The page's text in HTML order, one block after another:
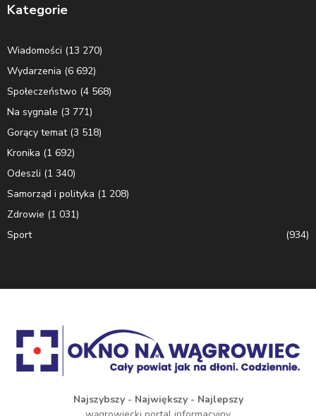
Kategorie
Wiadomości (13 270)
Wydarzenia (6 692)
Społeczeństwo (4 568)
Na sygnale (3 771)
Gorący temat(3 518)
Kronika (1 692)
Odeszli (1 340)
Samorząd i polityka (1 208)
Zdrowie (1 031)
Sport
(934)
Najszybszy - Największy - Najlepszy